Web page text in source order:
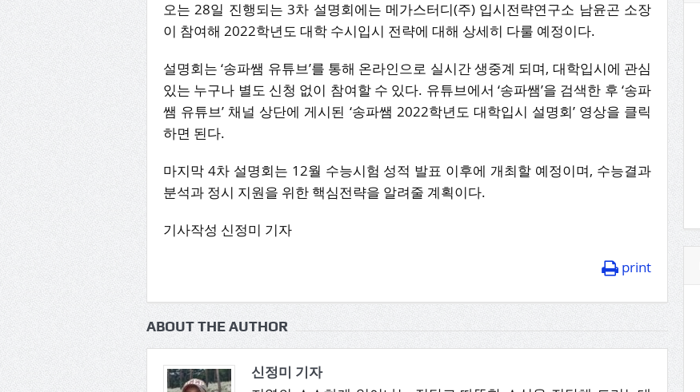
오는 28일 진행되는 3차 설명회에는 메가스터디(주) 입시전략연구소 남윤곤 소장
이 참여해 2022학년도 대학 수시입시 전략에 대해 상세히 다룰 예정이다.
설명회는 ‘송파쌤 유튜브’를 통해 온라인으로 실시간 생중계 되며, 대학입시에 관심
있는 누구나 별도 신청 없이 참여할 수 있다. 유튜브에서 ‘송파쌤’을 검색한 후 ‘송파
쌤 유튜브’ 채널 상단에 게시된 ‘송파쌤 2022학년도 대학입시 설명회’ 영상을 클릭
하면 된다.
마지막 4차 설명회는 12월 수능시험 성적 발표 이후에 개최할 예정이며, 수능결과
분석과 정시 지원을 위한 핵심전략을 알려줄 계획이다.
기사작성 신정미 기자
print
ABOUT THE AUTHOR
신정미 기자